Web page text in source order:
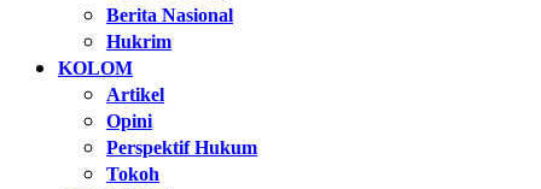
Berita Nasional
Hukrim
KOLOM
Artikel
Opini
Perspektif Hukum
Tokoh